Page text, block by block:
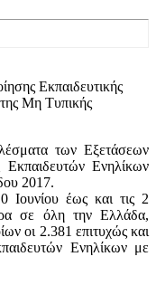
Εκπαιδευτικής
Μη Τυπικής
των Εξετάσεων
Εκπαιδευτών Ενηλίκων
2017.
Ιουνίου έως και τις 2
σε όλη την Ελλάδα,
οι 2.381 επιτυχώς και
Ενηλίκων με